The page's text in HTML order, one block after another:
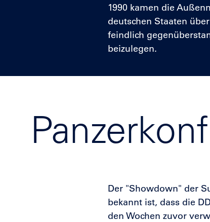
1990 kamen die
deutschen Staaten
feindlich
beizulegen.
Der "Showdown" der
bekannt ist, dass die
den Wochen zuvor